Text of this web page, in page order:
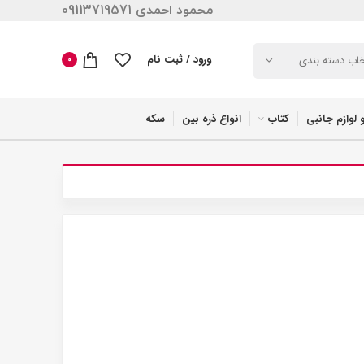
محمود احمدی 09113719571
دسته بندی ورود / ثبت نام 0
لوازم جانبی کتاب انواع ذره بین سکه